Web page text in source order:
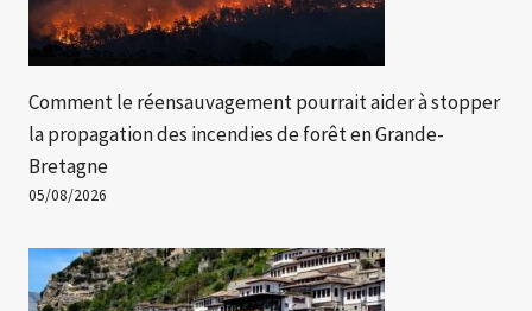
Comment le réensauvagement pourrait aider à stopper
la propagation des incendies de forêt en Grande-
Bretagne
05/08/2026